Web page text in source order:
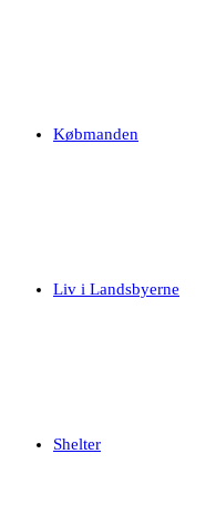
Købmanden
Liv i Landsbyerne
Shelter